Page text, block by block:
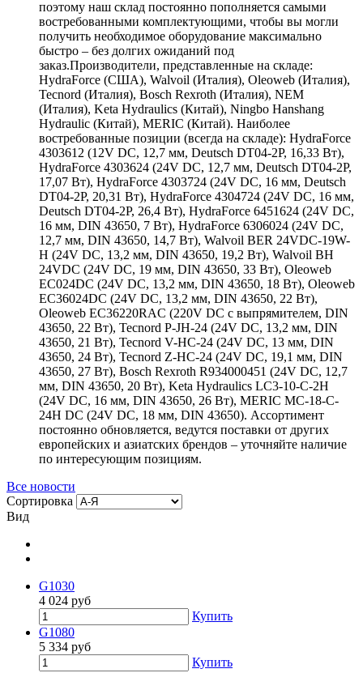
поэтому наш склад постоянно пополняется самыми
востребованными комплектующими, чтобы вы могли
получить необходимое оборудование максимально
быстро – без долгих ожиданий под
заказ.Производители, представленные на складе:
HydraForce (США), Walvoil (Италия), Oleoweb (Италия),
Tecnord (Италия), Bosch Rexroth (Италия), NEM
(Италия), Keta Hydraulics (Китай), Ningbo Hanshang
Hydraulic (Китай), MERIC (Китай). Наиболее
востребованные позиции (всегда на складе): HydraForce
4303612 (12V DC, 12,7 мм, Deutsch DT04-2P, 16,33 Вт),
HydraForce 4303624 (24V DC, 12,7 мм, Deutsch DT04-2P,
17,07 Вт), HydraForce 4303724 (24V DC, 16 мм, Deutsch
DT04-2P, 20,31 Вт), HydraForce 4304724 (24V DC, 16 мм,
Deutsch DT04-2P, 26,4 Вт), HydraForce 6451624 (24V DC,
16 мм, DIN 43650, 7 Вт), HydraForce 6306024 (24V DC,
12,7 мм, DIN 43650, 14,7 Вт), Walvoil BER 24VDC-19W-
H (24V DC, 13,2 мм, DIN 43650, 19,2 Вт), Walvoil BH
24VDC (24V DC, 19 мм, DIN 43650, 33 Вт), Oleoweb
EC024DC (24V DC, 13,2 мм, DIN 43650, 18 Вт), Oleoweb
EC36024DC (24V DC, 13,2 мм, DIN 43650, 22 Вт),
Oleoweb EC36220RAC (220V DC с выпрямителем, DIN
43650, 22 Вт), Tecnord P-JH-24 (24V DC, 13,2 мм, DIN
43650, 21 Вт), Tecnord V-HC-24 (24V DC, 13 мм, DIN
43650, 24 Вт), Tecnord Z-HC-24 (24V DC, 19,1 мм, DIN
43650, 27 Вт), Bosch Rexroth R934000451 (24V DC, 12,7
мм, DIN 43650, 20 Вт), Keta Hydraulics LC3-10-C-2H
(24V DC, 16 мм, DIN 43650, 26 Вт), MERIC MC-18-C-
24H DC (24V DC, 18 мм, DIN 43650). Ассортимент
постоянно обновляется, ведутся поставки от других
европейских и азиатских брендов – уточняйте наличие
по интересующим позициям.
Все новости
Сортировка
Вид
G1030
4 024 руб
Купить
G1080
5 334 руб
Купить